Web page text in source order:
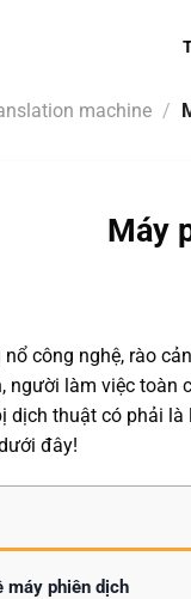
machine /
Máy
công nghệ, rào
người làm việc toàn
dịch thuật có phải
đây!
máy phiên dịch